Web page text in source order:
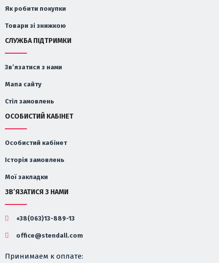
Як робити покупки
Товари зі знижкою
СЛУЖБА ПІДТРИМКИ
Зв’язатися з нами
Мапа сайту
Стіл замовлень
ОСОБИСТИЙ КАБІНЕТ
Особистий кабінет
Історія замовлень
Мої закладки
ЗВ’ЯЗАТИСЯ З НАМИ
+38(063)13-889-13
office@stendall.com
Принимаем к оплате: